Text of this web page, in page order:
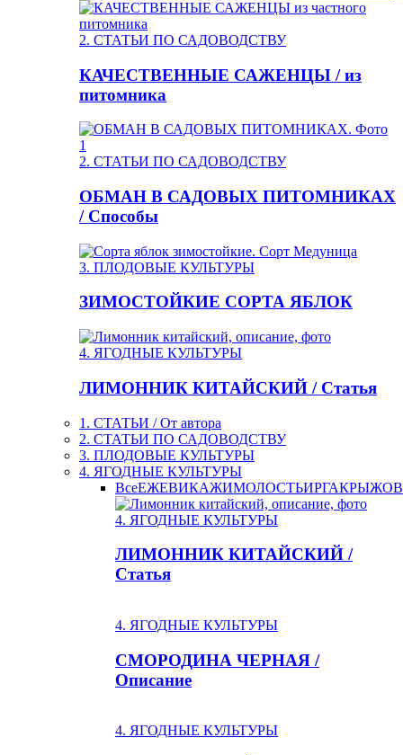
2. СТАТЬИ ПО САДОВОДСТВУ
КАЧЕСТВЕННЫЕ САЖЕНЦЫ / из
питомника
2. СТАТЬИ ПО САДОВОДСТВУ
ОБМАН В САДОВЫХ ПИТОМНИКАХ
/ Способы
3. ПЛОДОВЫЕ КУЛЬТУРЫ
ЗИМОСТОЙКИЕ СОРТА ЯБЛОК
4. ЯГОДНЫЕ КУЛЬТУРЫ
ЛИМОННИК КИТАЙСКИЙ / Статья
1. СТАТЬИ / От автора
2. СТАТЬИ ПО САДОВОДСТВУ
3. ПЛОДОВЫЕ КУЛЬТУРЫ
4. ЯГОДНЫЕ КУЛЬТУРЫ
ВсеЕЖЕВИКАЖИМОЛОСТЬИРГА
4. ЯГОДНЫЕ КУЛЬТУРЫ
ЛИМОННИК КИТАЙСКИЙ /
Статья
4. ЯГОДНЫЕ КУЛЬТУРЫ
СМОРОДИНА ЧЕРНАЯ /
Описание
4. ЯГОДНЫЕ КУЛЬТУРЫ